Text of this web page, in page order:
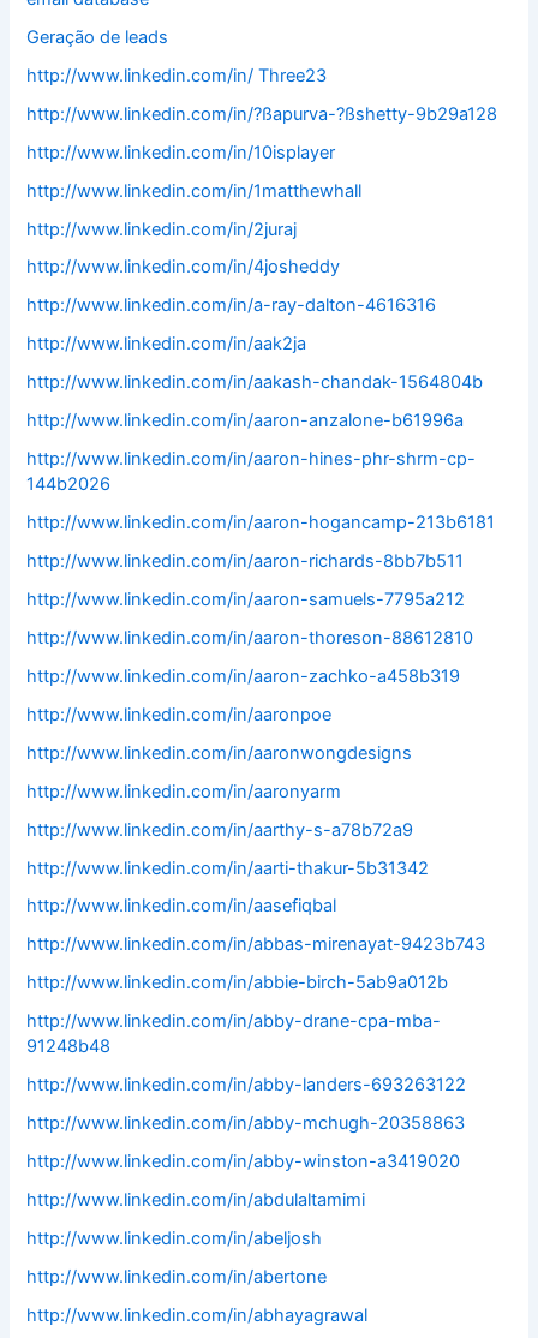
Geração de leads
http://www.linkedin.com/in/ Three23
http://www.linkedin.com/in/?ßapurva-?ßshetty-9b29a128
http://www.linkedin.com/in/10isplayer
http://www.linkedin.com/in/1matthewhall
http://www.linkedin.com/in/2juraj
http://www.linkedin.com/in/4josheddy
http://www.linkedin.com/in/a-ray-dalton-4616316
http://www.linkedin.com/in/aak2ja
http://www.linkedin.com/in/aakash-chandak-1564804b
http://www.linkedin.com/in/aaron-anzalone-b61996a
http://www.linkedin.com/in/aaron-hines-phr-shrm-cp-
144b2026
http://www.linkedin.com/in/aaron-hogancamp-213b6181
http://www.linkedin.com/in/aaron-richards-8bb7b511
http://www.linkedin.com/in/aaron-samuels-7795a212
http://www.linkedin.com/in/aaron-thoreson-88612810
http://www.linkedin.com/in/aaron-zachko-a458b319
http://www.linkedin.com/in/aaronpoe
http://www.linkedin.com/in/aaronwongdesigns
http://www.linkedin.com/in/aaronyarm
http://www.linkedin.com/in/aarthy-s-a78b72a9
http://www.linkedin.com/in/aarti-thakur-5b31342
http://www.linkedin.com/in/aasefiqbal
http://www.linkedin.com/in/abbas-mirenayat-9423b743
http://www.linkedin.com/in/abbie-birch-5ab9a012b
http://www.linkedin.com/in/abby-drane-cpa-mba-
91248b48
http://www.linkedin.com/in/abby-landers-693263122
http://www.linkedin.com/in/abby-mchugh-20358863
http://www.linkedin.com/in/abby-winston-a3419020
http://www.linkedin.com/in/abdulaltamimi
http://www.linkedin.com/in/abeljosh
http://www.linkedin.com/in/abertone
http://www.linkedin.com/in/abhayagrawal